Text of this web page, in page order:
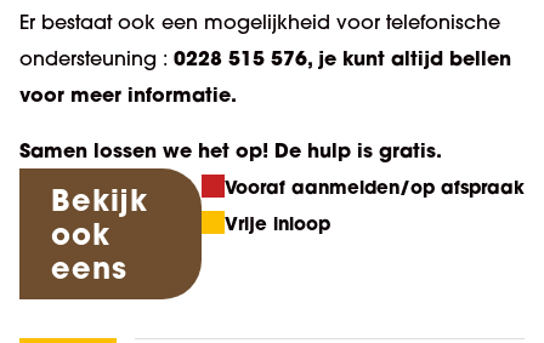
Er bestaat ook een mogelijkheid voor telefonische
ondersteuning : 0228 515 576, je kunt altijd bellen
voor meer informatie.
Samen lossen we het op! De hulp is gratis.
Bekijk
ook
eens
Vooraf aanmelden/op afspraak
Vrije inloop